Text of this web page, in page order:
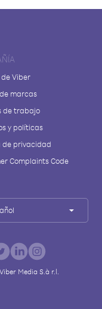
Viber
marcas
de trabajo
y políticas
de privacidad
Complaints Code
Media S.à r.l.